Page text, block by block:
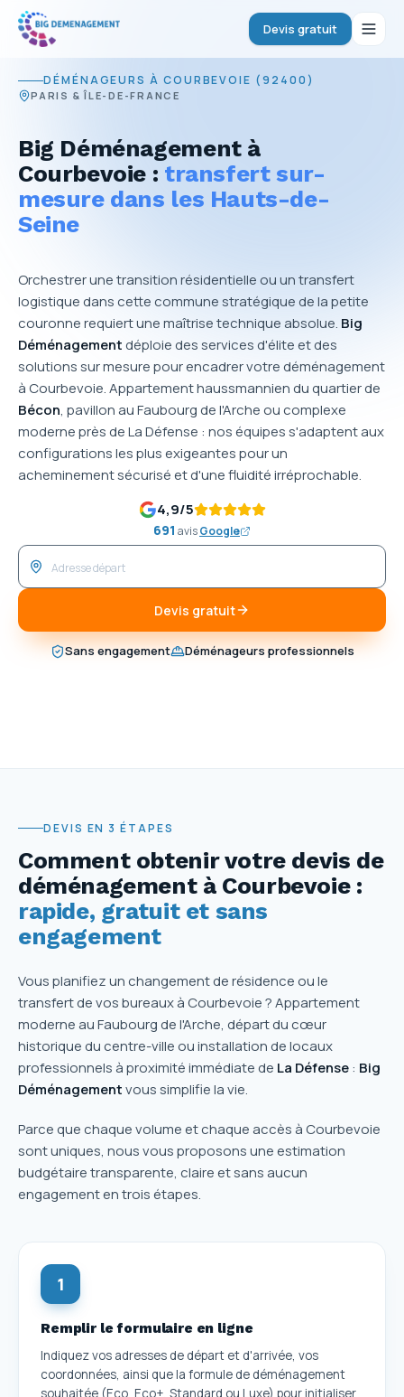
Devis gratuit
DÉMÉNAGEURS À COURBEVOIE (92400)
PARIS & ÎLE-DE-FRANCE
Big Déménagement à
Courbevoie : transfert sur-
mesure dans les Hauts-de-
Seine
Orchestrer une transition résidentielle ou un transfert
logistique dans cette commune stratégique de la petite
couronne requiert une maîtrise technique absolue. Big
Déménagementdéploie des services d'élite et des
solutions sur mesure pour encadrer votre déménagement
à Courbevoie. Appartement haussmannien du quartier de
Bécon, pavillon au Faubourg de l'Arche ou complexe
moderne près de La Défense : nos équipes s'adaptent aux
configurations les plus exigeantes pour un
acheminement sécurisé et d'une fluidité irréprochable.
4,9/5
691 avisGoogle
Devis gratuit
Sans engagement Déménageurs professionnels
DEVIS EN 3 ÉTAPES
Comment obtenir votre devis de
déménagement à Courbevoie :
rapide, gratuit et sans
engagement
Vous planifiez un changement de résidence ou le
transfert de vos bureaux à Courbevoie ? Appartement
moderne au Faubourg de l'Arche, départ du cœur
historique du centre-ville ou installation de locaux
professionnels à proximité immédiate de La Défense: Big
Déménagementvous simplifie la vie.
Parce que chaque volume et chaque accès à Courbevoie
sont uniques, nous vous proposons une estimation
budgétaire transparente, claire et sans aucun
engagement en trois étapes.
1
Remplir le formulaire en ligne
Indiquez vos adresses de départ et d'arrivée, vos
coordonnées, ainsi que la formule de déménagement
souhaitée (Eco, Eco+, Standard ou Luxe) pour initialiser